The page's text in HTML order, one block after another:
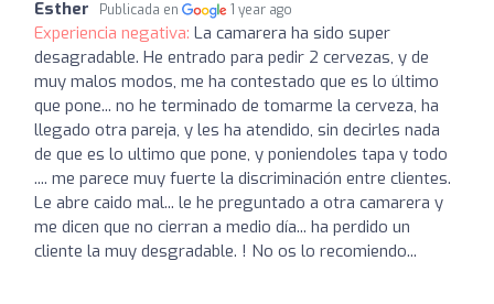
Esther Publicada en 1 year ago
Experiencia negativa: La camarera ha sido super
desagradable. He entrado para pedir 2 cervezas, y de
muy malos modos, me ha contestado que es lo último
que pone... no he terminado de tomarme la cerveza, ha
llegado otra pareja, y les ha atendido, sin decirles nada
de que es lo ultimo que pone, y poniendoles tapa y todo
.... me parece muy fuerte la discriminación entre clientes.
Le abre caido mal... le he preguntado a otra camarera y
me dicen que no cierran a medio día... ha perdido un
cliente la muy desgradable. ! No os lo recomiendo...